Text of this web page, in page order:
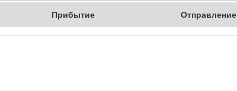
Прибытие Отправление